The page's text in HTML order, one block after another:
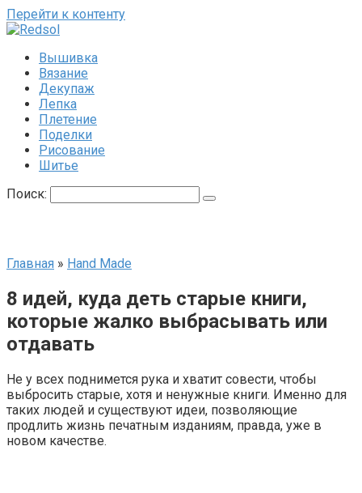
Перейти к контенту
Вышивка
Вязание
Декупаж
Лепка
Плетение
Поделки
Рисование
Шитье
Поиск:
Главная » Hand Made
8 идей, куда деть старые книги,
которые жалко выбрасывать или
отдавать
Не у всех поднимется рука и хватит совести, чтобы
выбросить старые, хотя и ненужные книги. Именно для
таких людей и существуют идеи, позволяющие
продлить жизнь печатным изданиям, правда, уже в
новом качестве.